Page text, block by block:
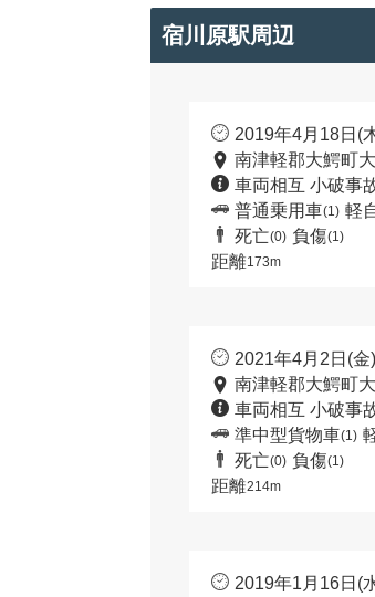
宿川原駅周辺
2019年4月18日(
南津軽郡大鰐町
車両相互 小破事
普通乗用車(1) 軽
死亡(0) 負傷(1)
距離173m
2021年4月2日(金
南津軽郡大鰐町
車両相互 小破事
準中型貨物車(1)
死亡(0) 負傷(1)
距離214m
2019年1月16日(